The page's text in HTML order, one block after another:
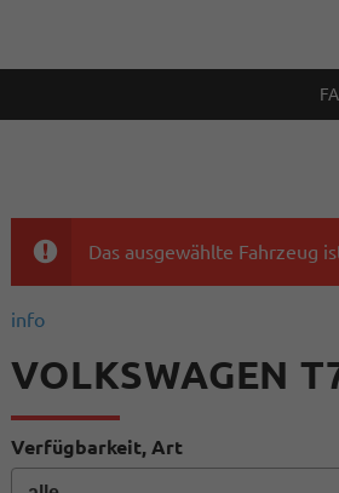
Das ausgewählte Fahrzeug
info
VOLKSWAGEN
Verfügbarkeit, Art